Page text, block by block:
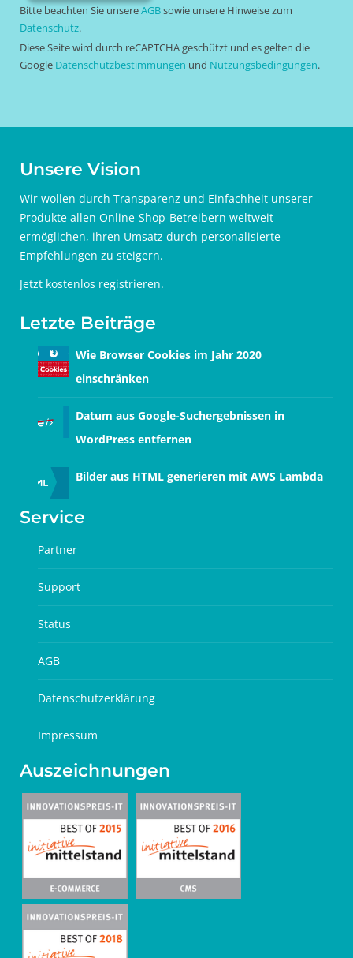
Bitte beachten Sie unsereAGBsowie unsere Hinweise zum
Datenschutz.
Diese Seite wird durch reCAPTCHA geschützt und es gelten die
Google Datenschutzbestimmungen und Nutzungsbedingungen.
Unsere Vision
Wir wollen durch Transparenz und Einfachheit unserer
Produkte allen Online-Shop-Betreibern weltweit
ermöglichen, ihren Umsatz durch personalisierte
Empfehlungen zu steigern.
Jetzt kostenlos registrieren.
Letzte Beiträge
Wie Browser Cookies im Jahr 2020
einschränken
Datum aus Google-Suchergebnissen in
WordPress entfernen
Bilder aus HTML generieren mit AWS Lambda
Service
Partner
Support
Status
AGB
Datenschutzerklärung
Impressum
Auszeichnungen